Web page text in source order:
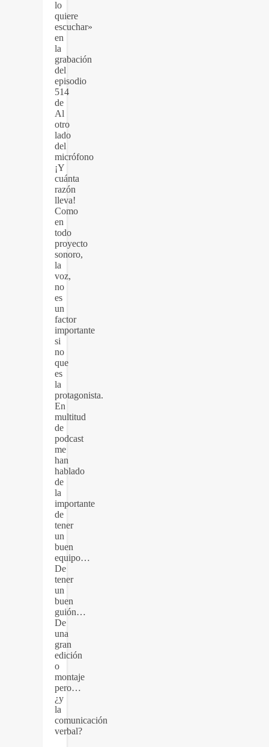
lo
quiere
escuchar»
en
la
grabación
del
episodio
514
de
Al
otro
lado
del
micrófono
¡Y
cuánta
razón
lleva!
Como
en
todo
proyecto
sonoro,
la
voz,
no
es
un
factor
importante
si
no
que
es
la
protagonista.
En
multitud
de
podcast
me
han
hablado
de
la
importante
de
tener
un
buen
equipo…
De
tener
un
buen
guión…
De
una
gran
edición
o
montaje
pero…
¿y
la
comunicación
verbal?